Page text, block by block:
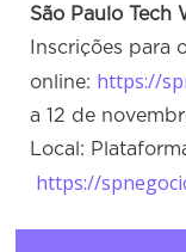
São Paulo Tech
Inscrições para
online: https://
a 12 de
Local:
https://